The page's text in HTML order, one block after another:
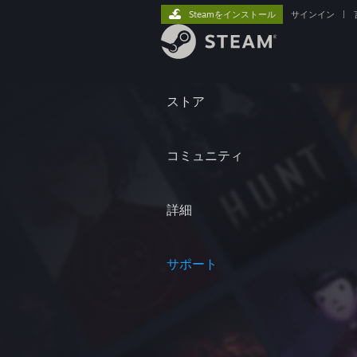
ストア
コミュニティ
詳細
サポート
Steamをインストール サインイン